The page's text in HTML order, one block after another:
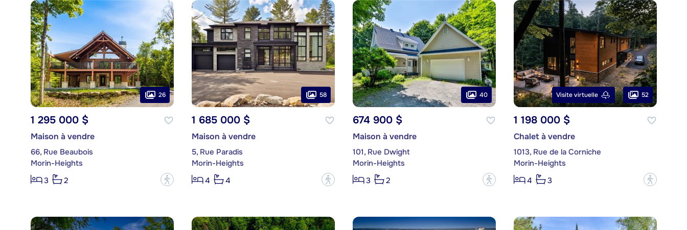
26
1 295 000 $
Maison à vendre
66, Rue Beaubois
Morin-Heights
3
2 ?
58
1 685 000 $
Maison à vendre
5, Rue Paradis
Morin-Heights
4
4 ?
40
674 900 $
Maison à vendre
101, Rue Dwight
Morin-Heights
3
2 ?
Visite virtuelle 52
1 198 000 $
Chalet à vendre
1013, Rue de la Corniche
Morin-Heights
4
3 ?